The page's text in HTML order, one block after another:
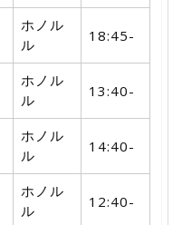
ホノル
ル
18:45-
ホノル
ル
13:40-
ホノル
ル
14:40-
ホノル
ル
12:40-